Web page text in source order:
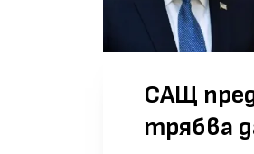
САЩ
трябва